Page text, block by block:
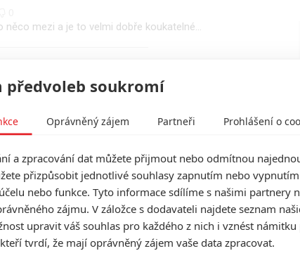
mezi a je to velmi dobře koukatelné...
| 0
Super film za mě 9/10
0
zvědav, jestli to cyhtne tebe.
předvoleb soukromí
Oprávněný zájem Partneři Prohlášení o
a zpracování dat můžete přijmout nebo odmítnou
přizpůsobit jednotlivé souhlasy zapnutím nebo
nebo funkce. Tyto informace sdílíme s našimi partnery
zájmu. V záložce s dodavateli najdete seznam
upravit váš souhlas pro každého z nich i vznést
tvrdí, že mají oprávněný zájem vaše data zpracovat.